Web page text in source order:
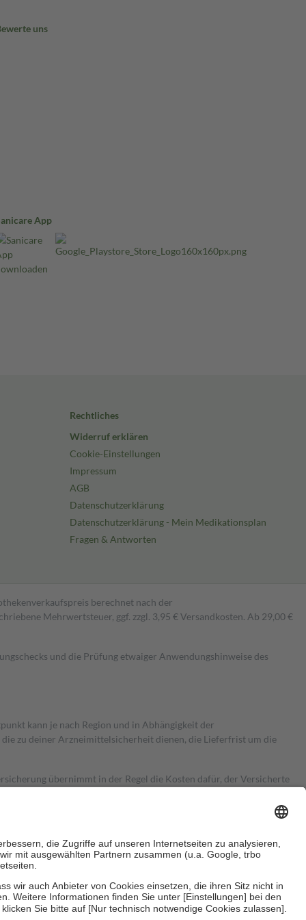
uns
App
Rechtliches
Widerruf erklären
Cookie-Einstellungen
Impressum
AGB
Datenschutzerklärung
Datenschutzerklärung - Mein Medikationsplan
Fragen & Antworten
berechnet nach der
Mehrwertsteuer, ggf. zzgl. 3,95 € Versandkosten. Ab 29,00 €
und die Prüfung etwaiger Anwendungshinweise des
kann je nach Region und in Abhängigkeit der
zu deiner Arzneimittelsicherheit dienen, die Lieferfrist um die
übernimmt in der Regel die Kosten dafür, der Versicherte
Es sind jedoch nie mehr als die tatsächlichen Kosten der Leistung
Zuzahlungen